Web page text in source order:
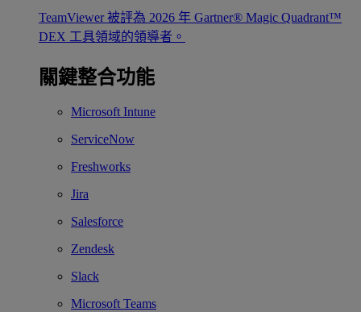
TeamViewer 被評為 2026 年 Gartner® Magic Quadrant™
DEX 工具領域的領導者。
關鍵整合功能
Microsoft Intune
ServiceNow
Freshworks
Jira
Salesforce
Zendesk
Slack
Microsoft Teams